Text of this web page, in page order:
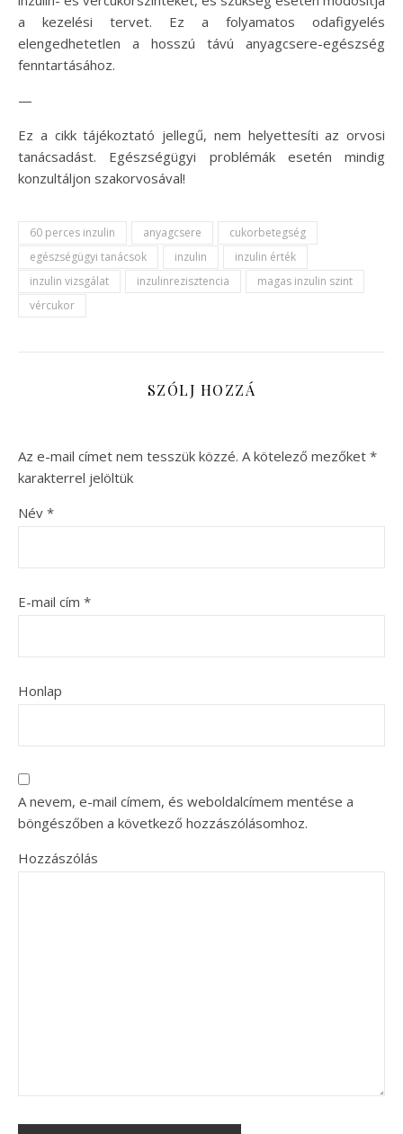
a kezelési tervet. Ez a folyamatos odafigyelés
elengedhetetlen a hosszú távú anyagcsere-egészség
fenntartásához.
—
Ez a cikk tájékoztató jellegű, nem helyettesíti az orvosi
tanácsadást. Egészségügyi problémák esetén mindig
konzultáljon szakorvosával!
60 perces inzulin anyagcsere
cukorbetegség
egészségügyi tanácsok
inzulin
inzulin érték
inzulin vizsgálat
inzulinrezisztencia
magas inzulin szint
vércukor
SZÓLJ HOZZÁ
Az e-mail címet nem tesszük közzé. A kötelező mezőket *
karakterrel jelöltük
Név *
E-mail cím *
Honlap
A nevem, e-mail címem, és weboldalcímem mentése a
böngészőben a következő hozzászólásomhoz.
Hozzászólás